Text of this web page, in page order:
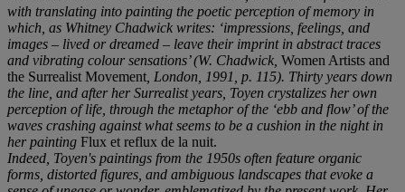
with translating into painting the poetic perception of memory in
which, as Whitney Chadwick writes: ‘impressions, feelings, and
images – lived or dreamed – leave their imprint in abstract traces
and vibrating colour sensations’ (W. Chadwick, Women Artists and
the Surrealist Movement , London, 1991, p. 115). Thirty years down
the line, and after her Surrealist years, Toyen crystalizes her own
perception of life, through the metaphor of the ‘ebb and flow’ of the
waves crashing against what seems to be a cushion in the night in
her painting Flux et reflux de la nuit.
Indeed, Toyen's paintings from the 1950s often feature organic
forms, distorted figures, and ambiguous landscapes that evoke a